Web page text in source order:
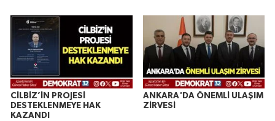
CİLBİZ’İN PROJESİ
DESTEKLENMEYE HAK
KAZANDI
ANKARA'DA ÖNEMLİ ULAŞIM
ZİRVESİ